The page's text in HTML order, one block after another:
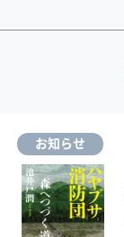
お知らせ